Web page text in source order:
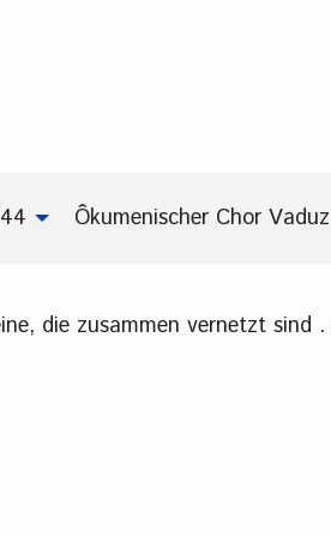
Ôkumenischer Chor Vaduz
die zusammen vernetzt